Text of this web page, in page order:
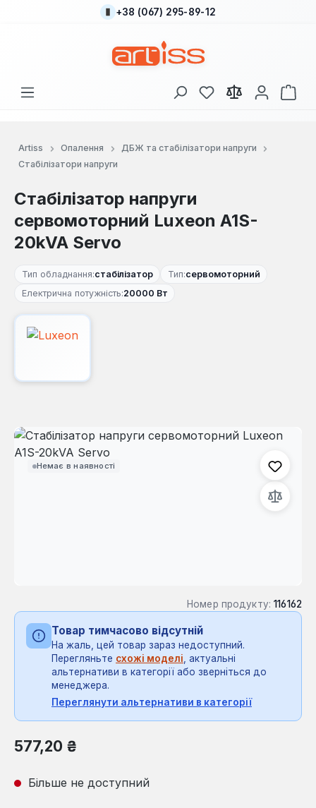
Перейти до основного вмісту
+38 (067) 295-89-12
У вас є 0 у списку
Artiss Опалення
ДБЖ та стабілізатори напруги
Стабілізатори напруги
Стабілізатор напруги
сервомоторний Luxeon A1S-
20kVA Servo
Тип обладнання:стабілізатор Тип:сервомоторний
Електрична потужність:20000 Вт
Немає в наявності
Пропустити галерею зображень
Номер продукту: 116162
Товар тимчасово відсутній
На жаль, цей товар зараз недоступний.
Перегляньте схожі моделі, актуальні
альтернативи в категорії або зверніться до
менеджера.
Переглянути альтернативи в категорії
Звичайна ціна:
577,20 ₴
Більше не доступний